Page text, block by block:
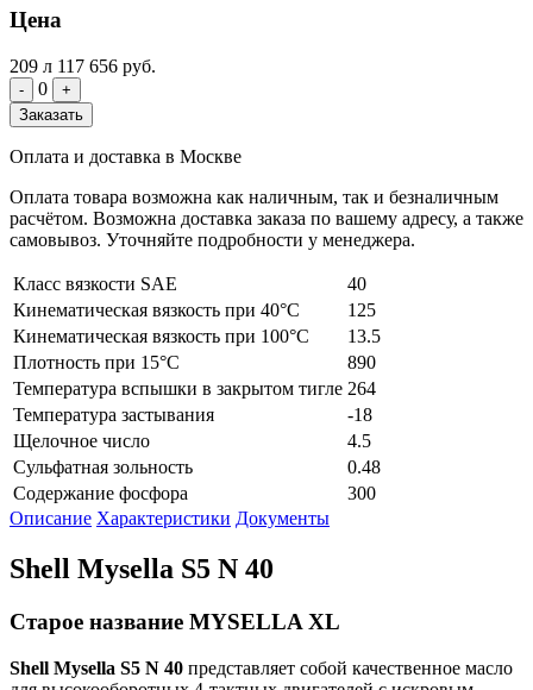
Цена
209 л 117 656 руб.
- 0
+
Заказать
Оплата и доставка в Москве
Оплата товара возможна как наличным, так и безналичным
расчётом. Возможна доставка заказа по вашему адресу, а также
самовывоз. Уточняйте подробности у менеджера.
Класс вязкости SAE
40
Кинематическая вязкость при 40°C
125
Кинематическая вязкость при 100°C
13.5
Плотность при 15°C
890
Температура вспышки в закрытом тигле 264
Температура застывания
-18
Щелочное число
4.5
Сульфатная зольность
0.48
Содержание фосфора
300
Описание Характеристики Документы
Shell Mysella S5 N 40
Старое название MYSELLA XL
Shell Mysella S5 N 40 представляет собой качественное масло